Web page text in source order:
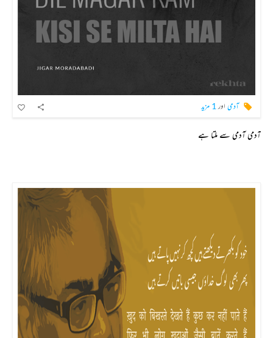
آدمی اور 1 مزید
آدمی آدمی سے ملتا ہے